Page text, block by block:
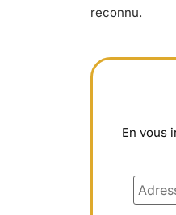
reconnu.
En vous